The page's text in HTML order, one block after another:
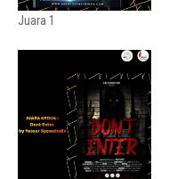
Juara 1